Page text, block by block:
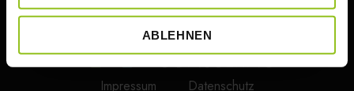
ABLEHNEN
Impressum Datenschutz